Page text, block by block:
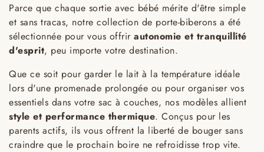
Parce que chaque sortie avec bébé mérite d'être simple
et sans tracas, notre collection de porte-biberons a été
sélectionnée pour vous offrir autonomie et tranquillité
d'esprit, peu importe votre destination.
Que ce soit pour garder le lait à la température idéale
lors d'une promenade prolongée ou pour organiser vos
essentiels dans votre sac à couches, nos modèles allient
style et performance thermique. Conçus pour les
parents actifs, ils vous offrent la liberté de bouger sans
craindre que le prochain boire ne refroidisse trop vite.